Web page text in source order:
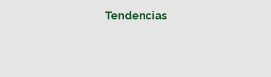
Tendencias